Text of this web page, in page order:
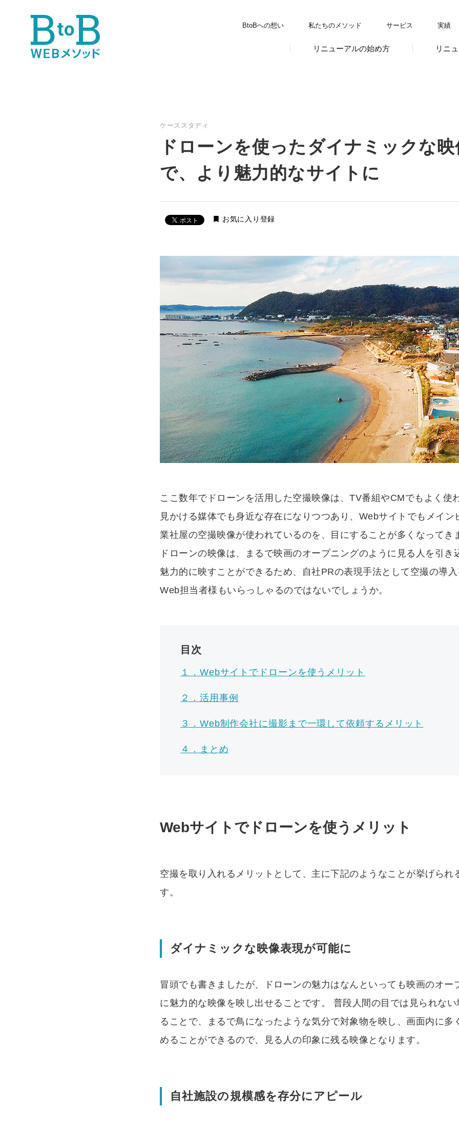
BtoBへの想い 私たちのメソッド サービス 実績
リニューアルの始め方 リニ
ケーススタディ
ドローンを使ったダイナミックな
で、より魅力的なサイトに
お気に入り登録
ここ数年でドローンを活用した空撮映像は、TV番組やCMでもよく使
見かける媒体でも身近な存在になりつつあり、Webサイトでもメイン
業社屋の空撮映像が使われているのを、目にすることが多くなってき
ドローンの映像は、まるで映画のオープニングのように見る人を引き
魅力的に映すことができるため、自社PRの表現手法として空撮の導
Web担当者様もいらっしゃるのではないでしょうか。
目次
１．Webサイトでドローンを使うメリット
２．活用事例
３．Web制作会社に撮影まで一環して依頼するメリット
４．まとめ
Webサイトでドローンを使うメリット
空撮を取り入れるメリットとして、主に下記のようなことが挙げられ
す。
ダイナミックな映像表現が可能に
冒頭でも書きましたが、ドローンの魅力はなんといっても映画のオー
に魅力的な映像を映し出せることです。 普段人間の目では見られな
ることで、まるで鳥になったような気分で対象物を映し、画面内に多
めることができるので、見る人の印象に残る映像となります。
自社施設の規模感を存分にアピール